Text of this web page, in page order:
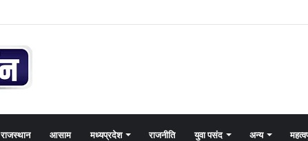
राजस्थान आसाम मध्यप्रदेश राजनीति युवा पसंद अन्य